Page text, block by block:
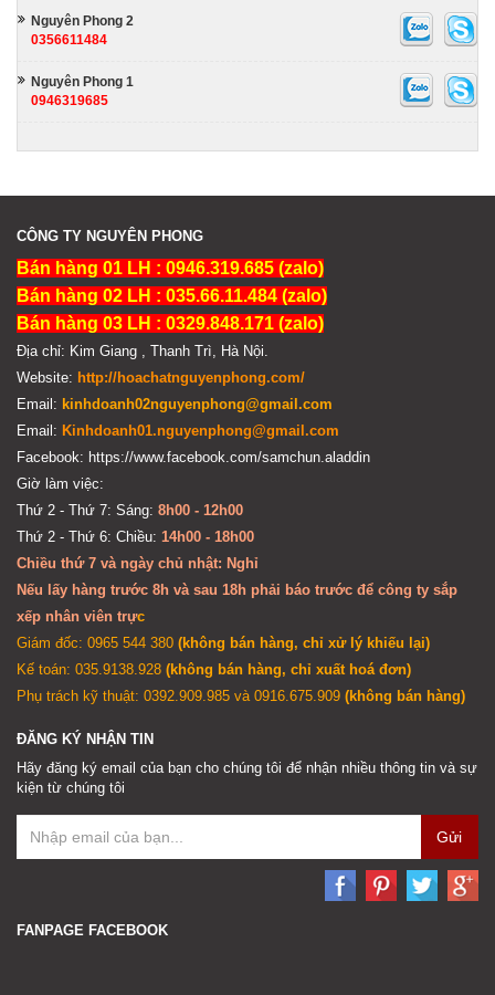
Nguyên Phong 2
0356611484
Nguyên Phong 1
0946319685
CÔNG TY NGUYÊN PHONG
Bán hàng 01 LH : 0946.319.685 (zalo)
Bán hàng 02 LH : 035.66.11.484 (zalo)
Bán hàng 03 LH : 0329.848.171 (zalo)
Địa chỉ: Kim Giang , Thanh Trì, Hà Nội.
Website: http://hoachatnguyenphong.com/
Email: kinhdoanh02nguyenphong@gmail.com
Email: Kinhdoanh01.nguyenphong@gmail.com
Facebook: https://www.facebook.com/samchun.aladdin
Giờ làm việc:
Thứ 2 - Thứ 7: Sáng: 8h00 - 12h00
Thứ 2 - Thứ 6: Chiều: 14h00 - 18h00
Chiều thứ 7 và ngày chủ nhật: Nghỉ
Nếu lấy hàng trước 8h và sau 18h phải báo trước để công ty sắp
xếp nhân viên trực
Giám đốc: 0965 544 380 (không bán hàng, chỉ xử lý khiếu lại)
Kế toán: 035.9138.928 (không bán hàng, chỉ xuất hoá đơn)
Phụ trách kỹ thuật: 0392.909.985 và 0916.675.909 (không bán hàng)
ĐĂNG KÝ NHẬN TIN
Hãy đăng ký email của bạn cho chúng tôi để nhận nhiều thông tin và sự
kiện từ chúng tôi
Gửi
FANPAGE FACEBOOK